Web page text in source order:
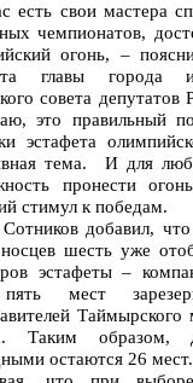
есть свои мастера
чемпионатов,
огонь, –
главы города
совета депутатов
это правильный
эстафета
тема. И для
пронести
стимул к победам.
добавил,
шесть уже
эстафеты –
мест
Таймырского
Таким образом,
остаются 26 мест.